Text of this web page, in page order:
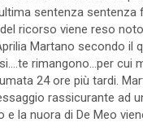
sentenza sentenza
ricorso viene reso
Martano secondo il
rimangono…per cui
24 ore più tardi.
rassicurante ad
la nuora di De Meo